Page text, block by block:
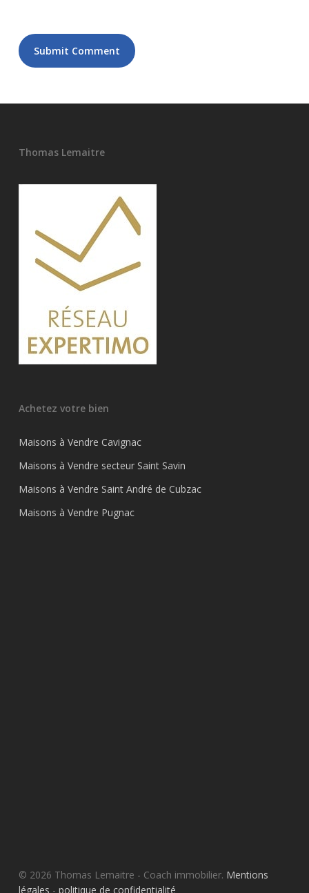
Thomas Lemaitre
Achetez votre bien
Maisons à Vendre Cavignac
Maisons à Vendre secteur Saint Savin
Maisons à Vendre Saint André de Cubzac
Maisons à Vendre Pugnac
© 2026 Thomas Lemaitre - Coach immobilier. Mentions
légales - politique de confidentialité